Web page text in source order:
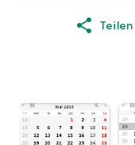
Teilen